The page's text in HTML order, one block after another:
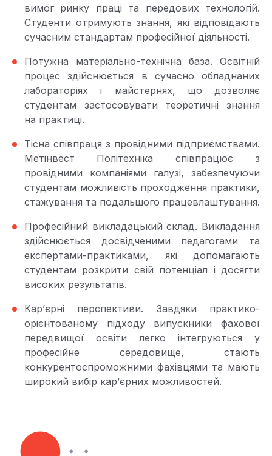
вимог ринку праці та передових технологій.
Студенти отримують знання, які відповідають
сучасним стандартам професійної діяльності.
Потужна матеріально-технічна база. Освітній
процес здійснюється в сучасно обладнаних
лабораторіях і майстернях, що дозволяє
студентам застосовувати теоретичні знання
на практиці.
Тісна співпраця з провідними підприємствами.
Метінвест Політехніка співпрацює з
провідними компаніями галузі, забезпечуючи
студентам можливість проходження практики,
стажування та подальшого працевлаштування.
Професійний викладацький склад. Викладання
здійснюється досвідченими педагогами та
експертами-практиками, які допомагають
студентам розкрити свій потенціал і досягти
високих результатів.
Кар’єрні перспективи. Завдяки практико-
орієнтованому підходу випускники фахової
передвищої освіти легко інтегруються у
професійне середовище, стають
конкурентоспроможними фахівцями та мають
широкий вибір кар’єрних можливостей.